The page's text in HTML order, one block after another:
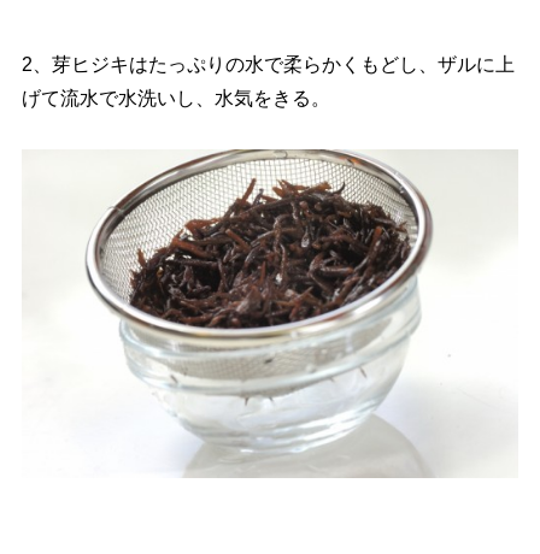
2、芽ヒジキはたっぷりの水で柔らかくもどし、ザルに上
げて流水で水洗いし、水気をきる。